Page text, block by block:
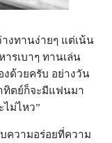
งทานง่ายๆ แต่เน้น
รเบาๆ ทานเล่น
งด้วยครับ อย่างวัน
ทิตย์ก็จะมีแฟนมา
ไม่ไหว”
ความอร่อยที่ความ